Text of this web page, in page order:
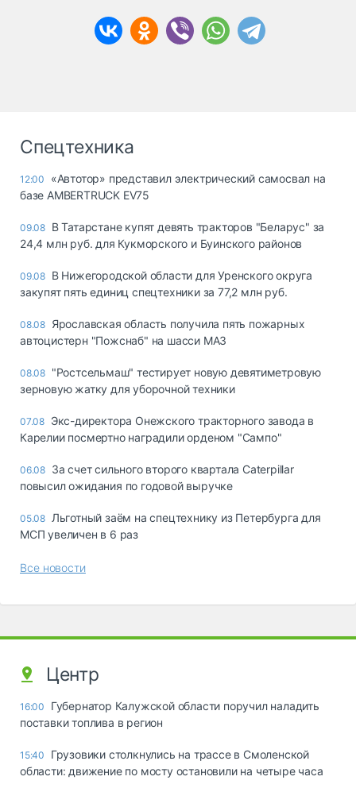
Спецтехника
12:00
«Автотор» представил электрический самосвал на
базе AMBERTRUCK EV75
09.08 В Татарстане купят девять тракторов "Беларус" за
24,4 млн руб. для Кукморского и Буинского районов
09.08 В Нижегородской области для Уренского округа
закупят пять единиц спецтехники за 77,2 млн руб.
08.08 Ярославская область получила пять пожарных
автоцистерн "Пожснаб" на шасси МАЗ
08.08 "Ростсельмаш" тестирует новую девятиметровую
зерновую жатку для уборочной техники
07.08 Экс-директора Онежского тракторного завода в
Карелии посмертно наградили орденом "Сампо"
06.08 За счет сильного второго квартала Caterpillar
повысил ожидания по годовой выручке
05.08 Льготный заём на спецтехнику из Петербурга для
МСП увеличен в 6 раз
Все новости
Центр
16:00
Губернатор Калужской области поручил наладить
поставки топлива в регион
15:40
Грузовики столкнулись на трассе в Смоленской
области: движение по мосту остановили на четыре часа